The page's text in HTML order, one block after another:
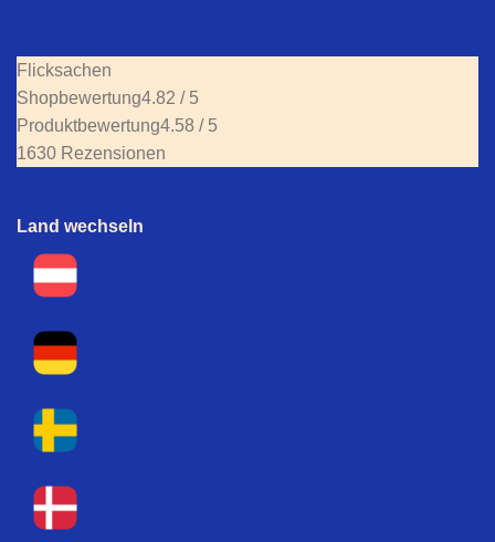
Flicksachen
Shopbewertung4.82 / 5
Produktbewertung4.58 / 5
1630 Rezensionen
Land wechseln